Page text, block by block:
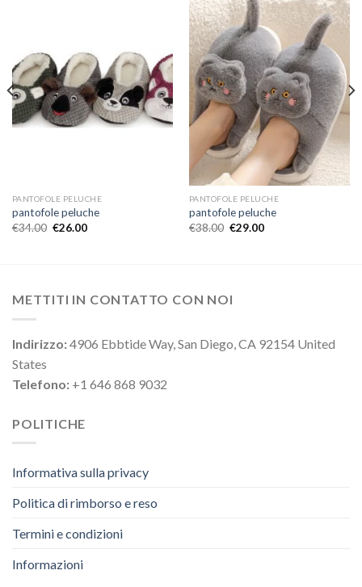
PANTOFOLE PELUCHE
pantofole peluche
€34.00 €26.00
PANTOFOLE PELUCHE
pantofole peluche
€38.00 €29.00
METTITI IN CONTATTO CON NOI
Indirizzo:4906 Ebbtide Way, San Diego, CA 92154 United
States
Telefono: +1 646 868 9032
POLITICHE
Informativa sulla privacy
Politica di rimborso e reso
Termini e condizioni
Informazioni